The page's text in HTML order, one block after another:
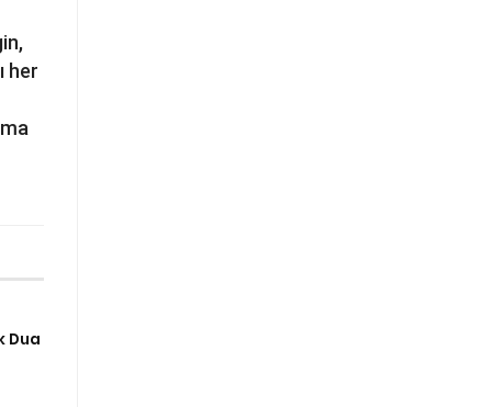
her
Dua